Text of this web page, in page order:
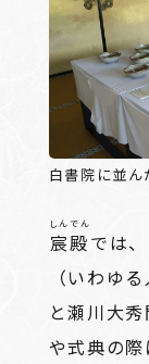
白書院に並
宸殿
しんでん
では
（いわゆ
と瀬川大
や式典の